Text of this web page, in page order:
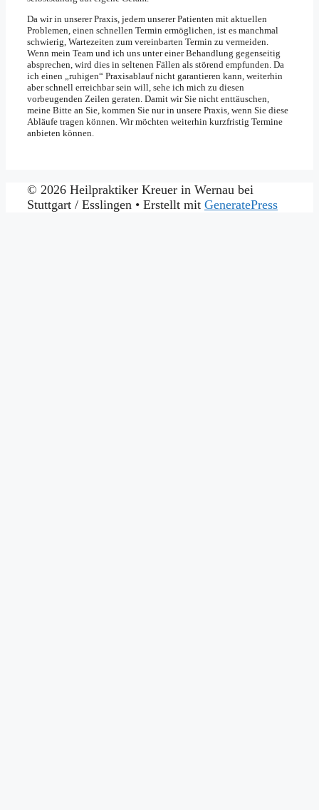
Da wir in unserer Praxis, jedem unserer Patienten mit aktuellen
Problemen, einen schnellen Termin ermöglichen, ist es manchmal
schwierig, Wartezeiten zum vereinbarten Termin zu vermeiden.
Wenn mein Team und ich uns unter einer Behandlung gegenseitig
absprechen, wird dies in seltenen Fällen als störend empfunden. Da
ich einen „ruhigen“ Praxisablauf nicht garantieren kann, weiterhin
aber schnell erreichbar sein will, sehe ich mich zu diesen
vorbeugenden Zeilen geraten. Damit wir Sie nicht enttäuschen,
meine Bitte an Sie, kommen Sie nur in unsere Praxis, wenn Sie diese
Abläufe tragen können. Wir möchten weiterhin kurzfristig Termine
anbieten können.
© 2026 Heilpraktiker Kreuer in Wernau bei
Stuttgart / Esslingen • Erstellt mit GeneratePress